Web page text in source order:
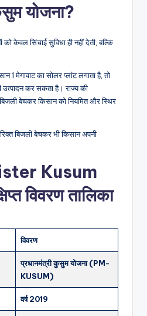
योजना?
केवल सिंचाई सुविधा ही नहीं देती, बल्कि
1 मेगावाट का सोलर प्लांट लगाता है, तो
उत्पादन कर सकता है। राज्य की
बिजली बेचकर किसान को नियमित और स्थिर
बिजली बेचकर भी किसान अपनी
Kusum
विवरण तालिका
विवरण
प्रधानमंत्री कुसुम योजना (PM-
KUSUM)
वर्ष 2019